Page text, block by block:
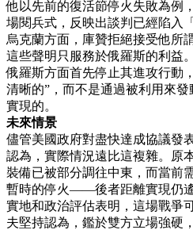
他以先前的復活節停火失敗為例
場閱兵式，反映出談判已經陷入
烏克蘭方面，庫贊拒絕接受他所
這些聲明只服務於俄羅斯的利益
俄羅斯方面首先停止其進攻行動
清晰的”，而不是通過被利用來
實現的。
未來情景
儘管美國政府對盡快達成協議發
認為，實際情況遠比這複雜。原
裝備已被部分調往中東，而當前
暫時的停火——後者距離實現仍遙
實地和政治評估表明，這場戰爭
夫堅持認為，鑑於雙方立場強硬